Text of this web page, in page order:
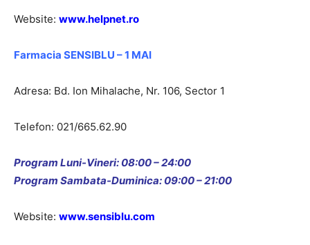
Website: www.helpnet.ro
Farmacia SENSIBLU – 1 MAI
Adresa: Bd. Ion Mihalache, Nr. 106, Sector 1
Telefon: 021/665.62.90
Program Luni-Vineri: 08:00 – 24:00
Program Sambata-Duminica: 09:00 – 21:00
Website: www.sensiblu.com